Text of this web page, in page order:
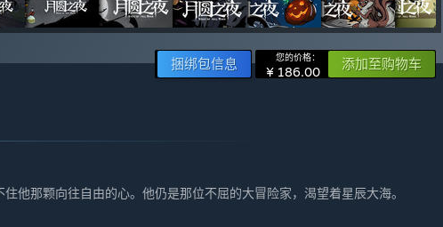
捆绑包信息 您的价格：
¥ 186.00 添加至购物车
他那颗向往自由的心。他仍是那位不屈的大冒险家，渴望着星辰大海。